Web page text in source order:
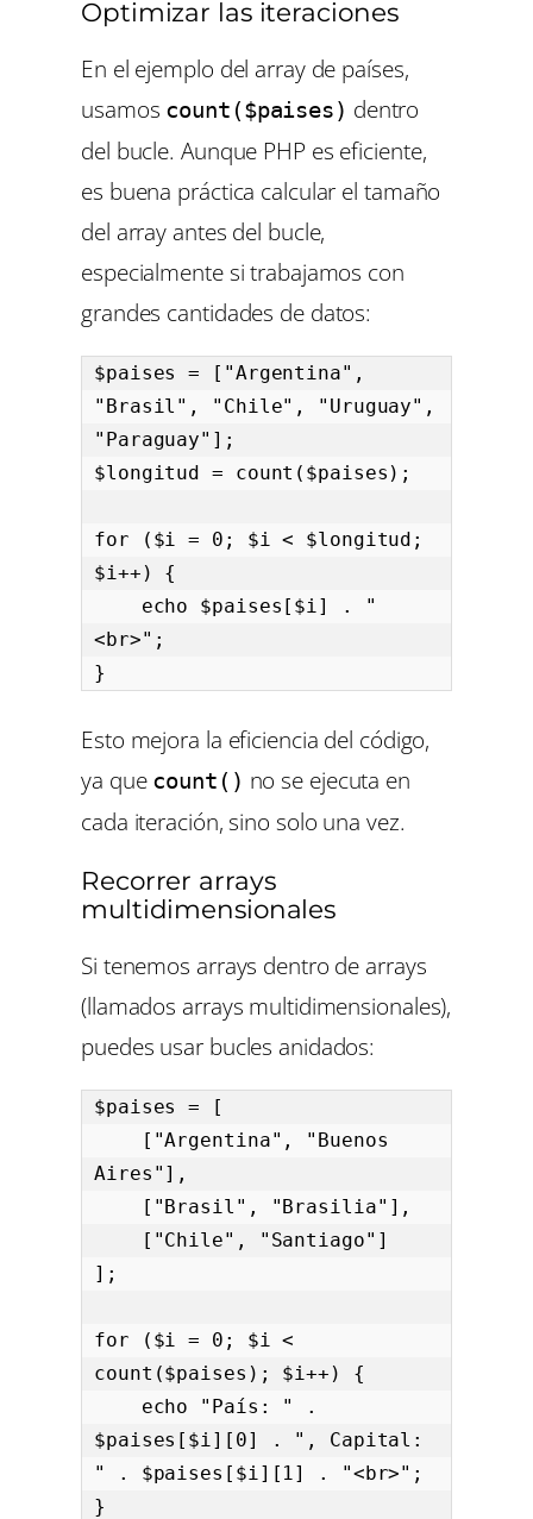
Optimizar las iteraciones
En el ejemplo del array de países,
usamos count($paises) dentro
del bucle. Aunque PHP es eficiente,
es buena práctica calcular el tamaño
del array antes del bucle,
especialmente si trabajamos con
grandes cantidades de datos:
$paises = ["Argentina",
"Brasil", "Chile", "Uruguay",
"Paraguay"];
$longitud = count($paises);
for ($i = 0; $i < $longitud;
$i++) {
<br>";
}
Esto mejora la eficiencia del código,
ya que count() no se ejecuta en
cada iteración, sino solo una vez.
Recorrer arrays
multidimensionales
Si tenemos arrays dentro de arrays
(llamados arrays multidimensionales),
puedes usar bucles anidados:
$paises = [
Aires"],
];
for ($i = 0; $i <
count($paises); $i++) {
$paises[$i][0] . ", Capital:
" . $paises[$i][1] . "<br>";
}